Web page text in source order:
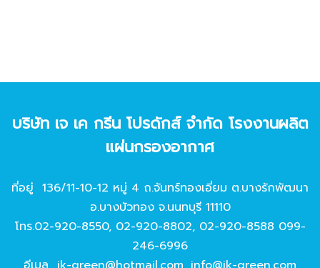
บริษัท เจ เค กรีน โปรดักส์ จํากัด โรงงานผลิต
แผ่นกรองอากาศ
ที่อยู่ 136/11-10-12 หมู่ 4 ถ.จันทร์ทองเอี่ยม ต.บางรักพัฒนา
อ.บางบัวทอง จ.นนทบุรี 11110
โทร.02-920-8550, 02-920-8802, 02-920-8588 099-
246-6996